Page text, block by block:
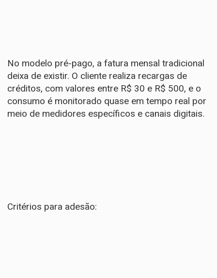
No modelo pré-pago, a fatura mensal tradicional
deixa de existir. O cliente realiza recargas de
créditos, com valores entre R$ 30 e R$ 500, e o
consumo é monitorado quase em tempo real por
meio de medidores específicos e canais digitais.
Critérios para adesão: